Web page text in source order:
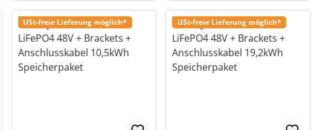
USt-freie Lieferung möglich* USt-freie Lieferung möglich*